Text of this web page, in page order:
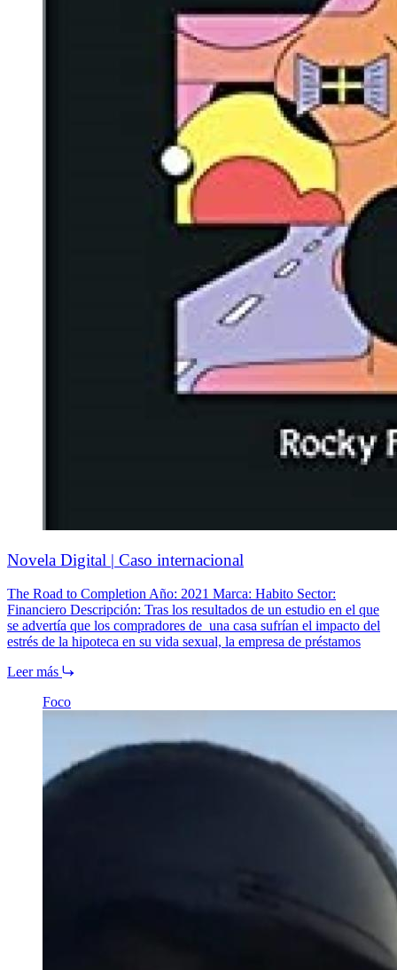
Novela Digital | Caso internacional
The Road to Completion Año: 2021 Marca: Habito Sector:
Financiero Descripción: Tras los resultados de un estudio en el que
se advertía que los compradores de una casa sufrían el impacto del
estrés de la hipoteca en su vida sexual, la empresa de préstamos
Leer más
Foco